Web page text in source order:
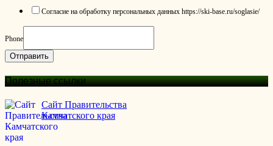
Согласие на обработку персональных данных https://ski-base.ru/soglasie/
Phone
Отправить
Полезные ссылки
Сайт Правительства
Камчатского края